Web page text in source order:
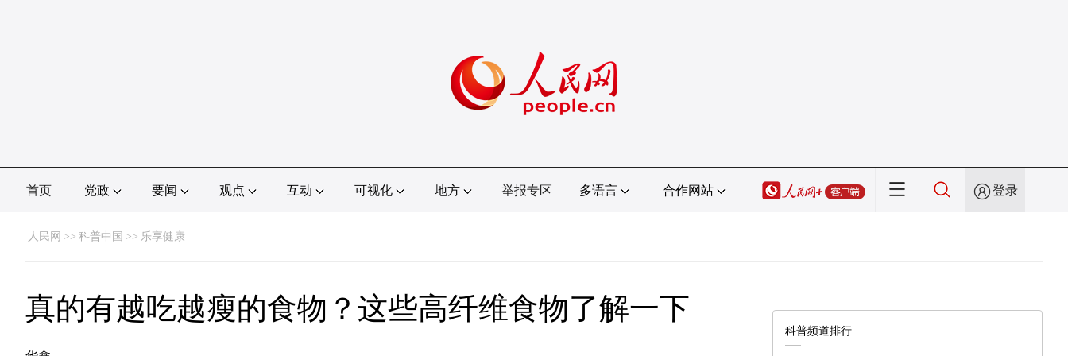
首页 党政 要闻 观点 互动 可视化 地方 举报专区 多语言 合作网站 登录
人民网 >> 科普中国 >> 乐享健康
真的有越吃越瘦的食物？这些高纤维食物了解一下
科普频道排行